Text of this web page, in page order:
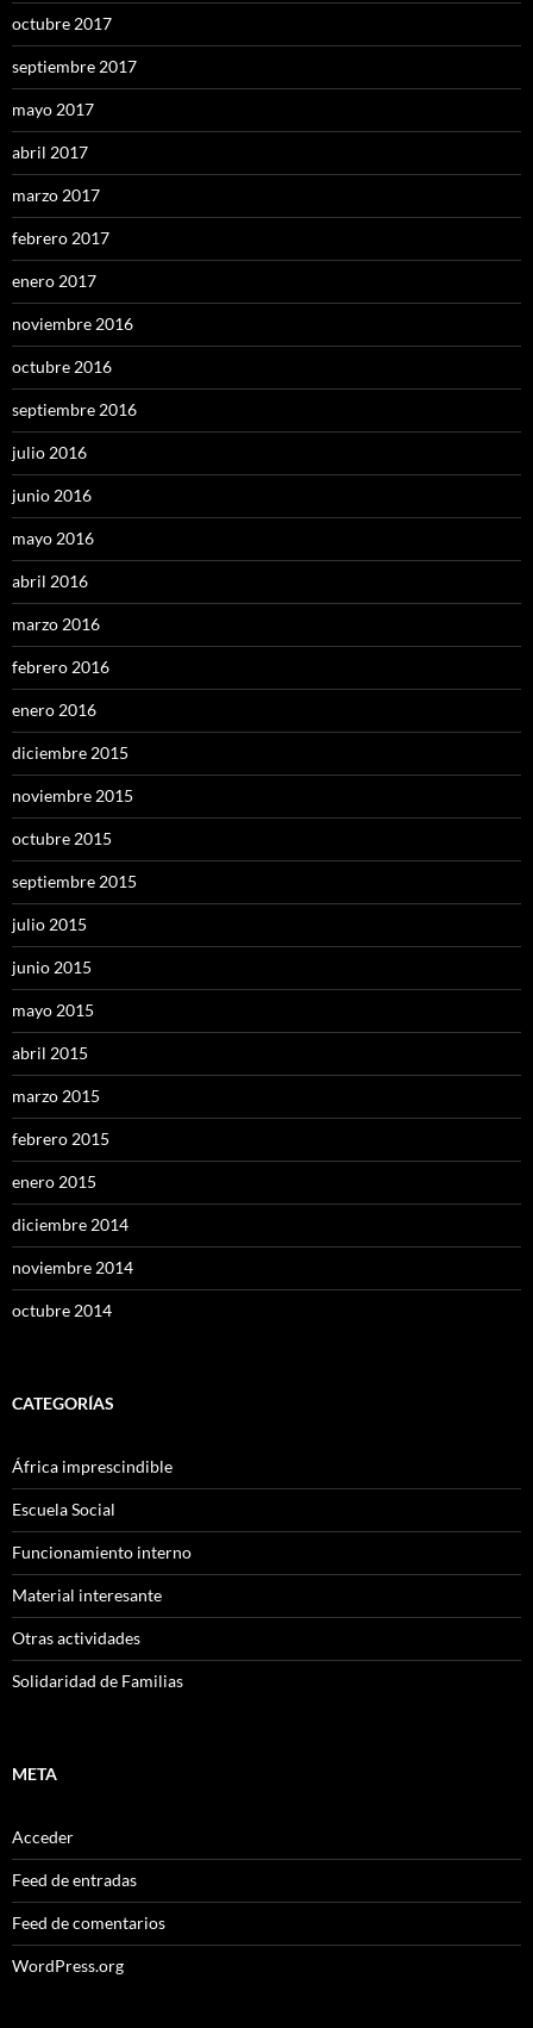
octubre 2017
septiembre 2017
mayo 2017
abril 2017
marzo 2017
febrero 2017
enero 2017
noviembre 2016
octubre 2016
septiembre 2016
julio 2016
junio 2016
mayo 2016
abril 2016
marzo 2016
febrero 2016
enero 2016
diciembre 2015
noviembre 2015
octubre 2015
septiembre 2015
julio 2015
junio 2015
mayo 2015
abril 2015
marzo 2015
febrero 2015
enero 2015
diciembre 2014
noviembre 2014
octubre 2014
CATEGORÍAS
África imprescindible
Escuela Social
Funcionamiento interno
Material interesante
Otras actividades
Solidaridad de Familias
META
Acceder
Feed de entradas
Feed de comentarios
WordPress.org